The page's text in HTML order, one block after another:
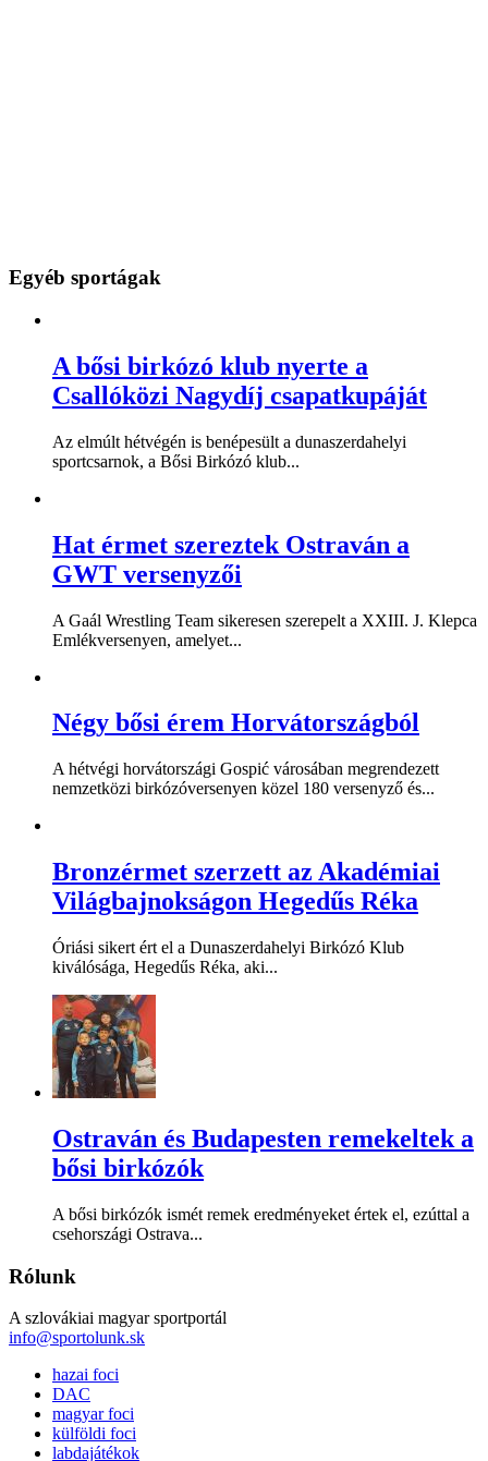
Egyéb sportágak
A bősi birkózó klub nyerte a
Csallóközi Nagydíj csapatkupáját
Az elmúlt hétvégén is benépesült a dunaszerdahelyi
sportcsarnok, a Bősi Birkózó klub...
Hat érmet szereztek Ostraván a
GWT versenyzői
A Gaál Wrestling Team sikeresen szerepelt a XXIII. J. Klepca
Emlékversenyen, amelyet...
Négy bősi érem Horvátországból
A hétvégi horvátországi Gospić városában megrendezett
nemzetközi birkózóversenyen közel 180 versenyző és...
Bronzérmet szerzett az Akadémiai
Világbajnokságon Hegedűs Réka
Óriási sikert ért el a Dunaszerdahelyi Birkózó Klub
kiválósága, Hegedűs Réka, aki...
Ostraván és Budapesten remekeltek a
bősi birkózók
A bősi birkózók ismét remek eredményeket értek el, ezúttal a
csehországi Ostrava...
Rólunk
A szlovákiai magyar sportportál
info@sportolunk.sk
hazai foci
DAC
magyar foci
külföldi foci
labdajátékok